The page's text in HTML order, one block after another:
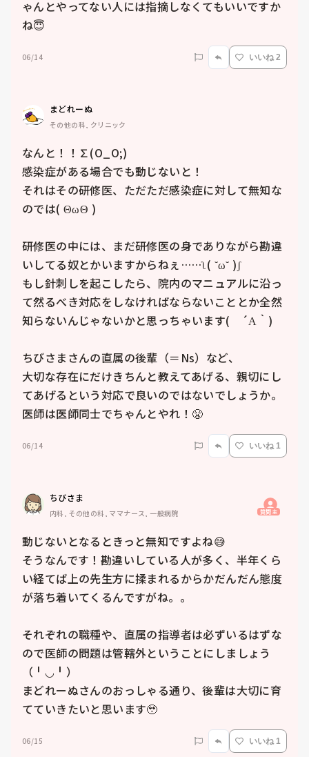
ゃんとやってない人には指摘しなくてもいいですか
ね😇
06/14 いいね 2
まどれーぬ
その他の科, クリニック
なんと！！∑(O_O;)
感染症がある場合でも動じないと！
それはその研修医、ただただ感染症に対して無知な
のでは( ΘωΘ )
研修医の中には、まだ研修医の身でありながら勘違
いしてる奴とかいますからねぇ……ʅ( ˘ω˘ )ʃ
もし針刺しを起こしたら、院内のマニュアルに沿っ
て然るべき対応をしなければならないこととか全然
知らないんじゃないかと思っちゃいます(　´Α｀)
ちびさまさんの直属の後輩（＝Ns）など、
大切な存在にだけきちんと教えてあげる、親切にし
てあげるという対応で良いのではないでしょうか。
医師は医師同士でちゃんとやれ！😤
06/14 いいね 1
ちびさま
内科, その他の科, ママナース, 一般病院 質問主
動じないとなるときっと無知ですよね😅
そうなんです！勘違いしている人が多く、半年くら
い経てば上の先生方に揉まれるからかだんだん態度
が落ち着いてくるんですがね。。
それぞれの職種や、直属の指導者は必ずいるはずな
ので医師の問題は管轄外ということにしましょう
（╹◡╹）
まどれーぬさんのおっしゃる通り、後輩は大切に育
てていきたいと思います🥹
06/15 いいね 1